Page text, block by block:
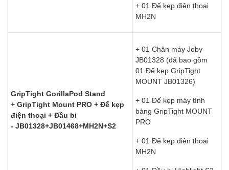
+ 01 Đế kẹp điện thoại
MH2N
GripTight GorillaPod Stand
+ GripTight Mount PRO + Đế kẹp
điện thoại + Đầu bi
- JB01328+JB01468+MH2N+S2
+ 01 Chân máy Joby
JB01328 (đã bao gồm
01 Đế kẹp GripTight
MOUNT JB01326)
+ 01 Đế kẹp máy tính
bảng GripTight MOUNT
PRO
+ 01 Đế kẹp điện thoại
MH2N